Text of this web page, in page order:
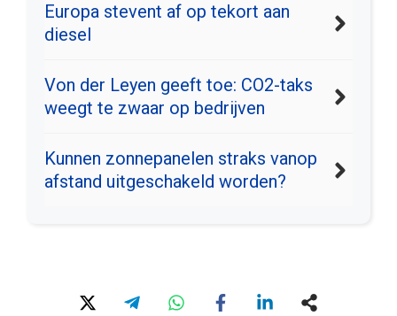
Europa stevent af op tekort aan
diesel
Von der Leyen geeft toe: CO2-taks
weegt te zwaar op bedrijven
Kunnen zonnepanelen straks vanop
afstand uitgeschakeld worden?